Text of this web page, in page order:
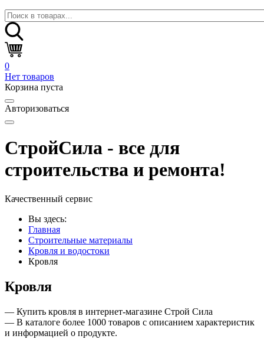
0
Нет товаров
Корзина пуста
Авторизоваться
СтройСила - все для
строительства и ремонта!
Качественный сервис
Вы здесь:
Главная
Строительные материалы
Кровля и водостоки
Кровля
Кровля
— Купить кровля в интернет-магазине Строй Сила
— В каталоге более 1000 товаров с описанием характеристик
и информацией о продукте.